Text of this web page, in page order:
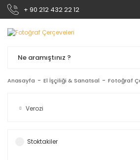
+ 90 212 432 22 12
Anasayfa El İşçiliği & Sanatsal Fotoğraf
Verozi
Stoktakiler